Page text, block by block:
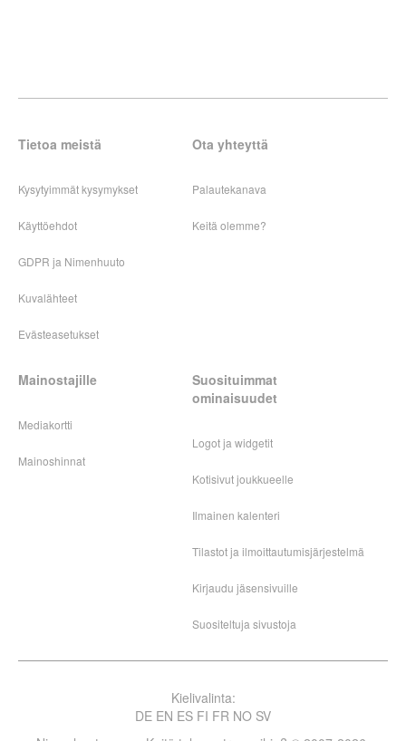
Tietoa meistä
Kysytyimmät kysymykset
Käyttöehdot
GDPR ja Nimenhuuto
Kuvalähteet
Evästeasetukset
Ota yhteyttä
Palautekanava
Keitä olemme?
Mainostajille
Mediakortti
Mainoshinnat
Suosituimmat
ominaisuudet
Logot ja widgetit
Kotisivut joukkueelle
Ilmainen kalenteri
Tilastot ja ilmoittautumisjärjestelmä
Kirjaudu jäsensivuille
Suositeltuja sivustoja
Kielivalinta:
DE EN ES FI FR NO SV